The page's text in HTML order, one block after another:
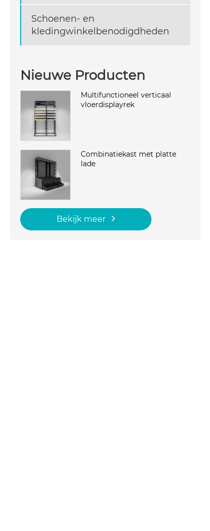
Schoenen- en
kledingwinkelbenodigdheden
Nieuwe Producten
Multifunctioneel verticaal
vloerdisplayrek
Combinatiekast met platte
lade
Bekijk meer